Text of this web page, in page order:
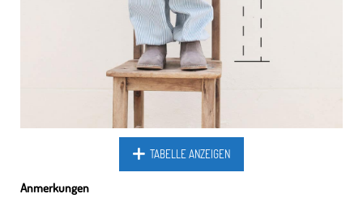
TABELLE ANZEIGEN
Anmerkungen